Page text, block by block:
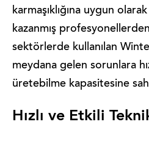
karmaşıklığına uygun
kazanmış
sektörlerde kullanılan
meydana gelen sorunlara
üretebilme kapasitesine
Hızlı ve Etkili